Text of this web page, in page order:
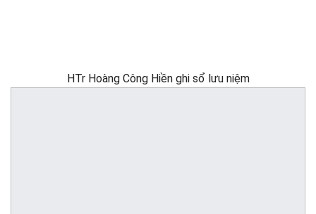
HTr Hoàng Công Hiền ghi sổ lưu niệm